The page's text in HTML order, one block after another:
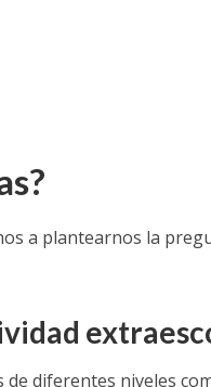
a plantearnos la
diferentes niveles